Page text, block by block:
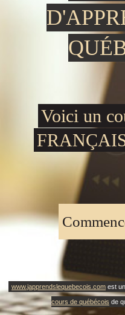
Voici un
www.japprendslequebecois.com est
cours de québécois de